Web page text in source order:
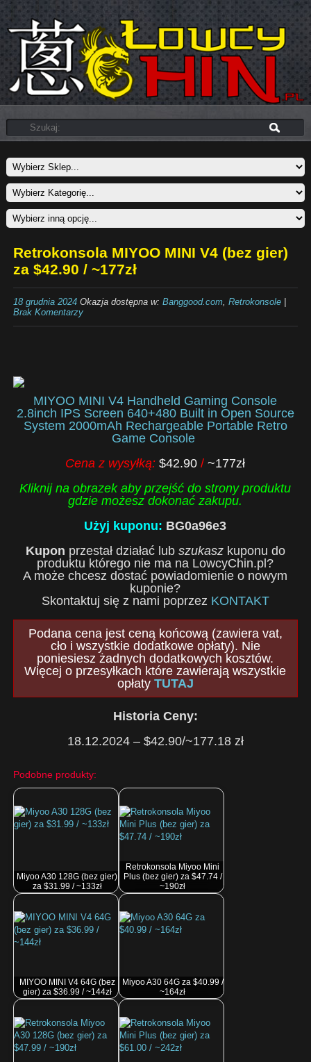
Retrokonsola MIYOO MINI V4 (bez gier)
za $42.90 / ~177zł
18 grudnia 2024Okazja dostępna w: Banggood.com, Retrokonsole|
Brak Komentarzy
MIYOO MINI V4 Handheld Gaming Console
2.8inch IPS Screen 640+480 Built in Open Source
System 2000mAh Rechargeable Portable Retro
Game Console
Cena z wysyłką:$42.90/~177zł
Kliknij na obrazek aby przejść do strony produktu
gdzie możesz dokonać zakupu.
Użyj kuponu: BG0a96e3
Kupon przestał działać lub szukaszkuponu do
produktu którego nie ma na LowcyChin.pl?
A może chcesz dostać powiadomienie o nowym
kuponie?
Skontaktuj się z nami poprzez KONTAKT
Podana cena jest ceną końcową (zawiera vat,
cło i wszystkie dodatkowe opłaty). Nie
poniesiesz żadnych dodatkowych kosztów.
Więcej o przesyłkach które zawierają wszystkie
opłaty TUTAJ
Historia Ceny:
18.12.2024 – $42.90/~177.18 zł
Podobne produkty:
Miyoo A30 128G (bez gier)
za $31.99 / ~133zł
Retrokonsola Miyoo Mini
Plus (bez gier) za $47.74 /
~190zł
MIYOO MINI V4 64G (bez
gier) za $36.99 / ~144zł
Miyoo A30 64G za $40.99 /
~164zł